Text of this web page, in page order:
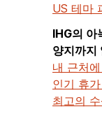
US 테마
IHG의 아
양지까지
내 근처
인기 휴
최고의